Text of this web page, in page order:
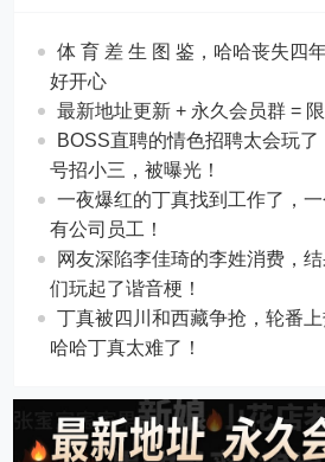
体 育 差 生 图 鉴，哈哈丧失四
好开心
最新地址更新 + 永久会员群 =
BOSS直聘的情色招聘太会玩
号招小三，被曝光！
一夜爆红的丁真找到工作了，
有公司员工！
网友深陷李佳琦的李姓消费，
们玩起了谐音梗！
丁真被四川和西藏争抢，轮番上
哈哈丁真太难了！